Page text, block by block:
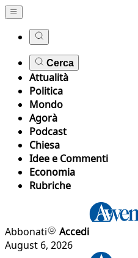
Cerca
Attualità
Politica
Mondo
Agorà
Podcast
Chiesa
Idee e Commenti
Economia
Rubriche
Abbonati
Accedi
August 6, 2026